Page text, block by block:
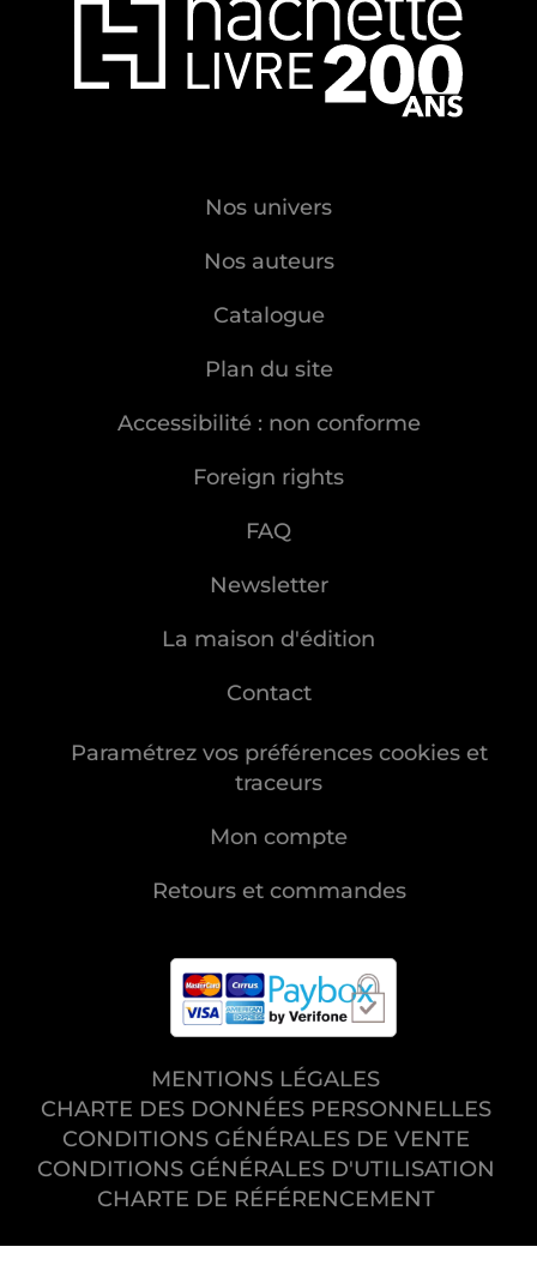
Nos univers
Nos auteurs
Catalogue
Plan du site
Accessibilité : non conforme
Foreign rights
FAQ
Newsletter
La maison d'édition
Contact
Paramétrez vos préférences cookies et
traceurs
Mon compte
Retours et commandes
MENTIONS LÉGALES
CHARTE DES DONNÉES PERSONNELLES
CONDITIONS GÉNÉRALES DE VENTE
CONDITIONS GÉNÉRALES D'UTILISATION
CHARTE DE RÉFÉRENCEMENT